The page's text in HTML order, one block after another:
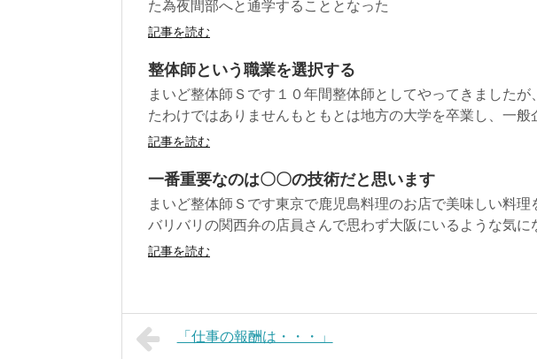
た為夜間部へと通学することとなった
記事を読む
整体師という職業を選択する
まいど整体師Ｓです１０年間整体師としてやってきました
たわけではありませんもともとは地方の大学を卒業し、一般
記事を読む
一番重要なのは〇〇の技術だと思います
まいど整体師Ｓです東京で鹿児島料理のお店で美味しい料
バリバリの関西弁の店員さんで思わず大阪にいるような気に
記事を読む
「仕事の報酬は・・・」